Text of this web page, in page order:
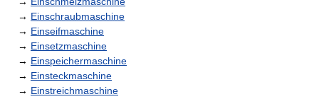
→ Einschraubmaschine
→ Einseifmaschine
→ Einsetzmaschine
→ Einspeichermaschine
→ Einsteckmaschine
→ Einstreichmaschine